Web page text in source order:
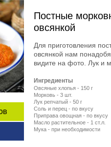
Постные
овсянкой
Для приготовления
овсянкой нам
видите на фото. Лук и
Ингредиенты
Овсяные хлопья - 150 г
Морковь - 3 шт.
Лук репчатый - 50 г
Соль и перец - по вкусу
Приправа овощная - по вкусу
Масло растительное - 1 ст.л.
Мука - при необходимости